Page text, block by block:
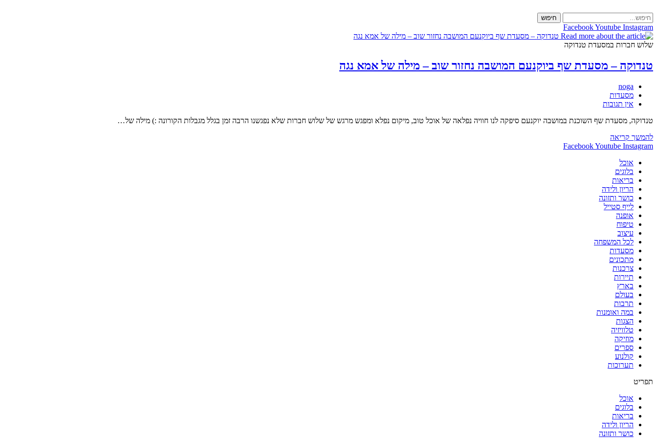
to
content
חיפוש
FacebookYoutube Instagram
שלוש חברות במסעדת טנדוקה
טנדוקה – מסעדת שף ביוקנעם המושבה נחזור שוב – מילה של אמא נגה
מחבר:
noga
קטגוריה:
מסעדות
תגובות:
אין תגובות
טנדוקה, מסעדת שף השוכנת במושבה יוקנעם סיפקה לנו חוויה נפלאה של אוכל טוב, מיקום נפלא ומפגש מרגש של שלוש חברות שלא נפגשנו הרבה זמן בגלל מגבלות הקורונה :) מילה של…
להמשך קריאהטנדוקה
–
נחזור
שוב
–
נגה
FacebookYoutube Instagram
אוכל
בלוגים
בריאות
הריון ולידה
כושר ותזונה
לייף סטייל
אופנה
טיפוח
עיצוב
לכל המשפחה
מסעדות
מתכונים
צרכנות
תיירות
בארץ
בעולם
תרבות
במה ואומנות
הצגות
טלוויזיה
מוזיקה
ספרים
קולנוע
תערוכות
תפריט
אוכל
בלוגים
בריאות
הריון ולידה
כושר ותזונה